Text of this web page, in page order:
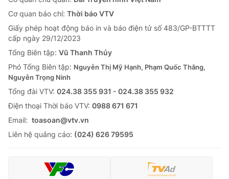
Cơ quan báo chí: Thời báo VTV
Giấy phép hoạt động báo in và báo điện tử số 483/GP-BTTTT
cấp ngày 29/12/2023
Tổng Biên tập: Vũ Thanh Thủy
Phó Tổng Biên tập: Nguyễn Thị Mỹ Hạnh, Phạm Quốc Thắng,
Nguyễn Trọng Ninh
Tổng đài VTV: 024.38 355 931 - 024.38 355 932
Ðiện thoại Thời báo VTV: 0988 671 671
Email: toasoan@vtv.vn
Liên hệ quảng cáo: (024) 626 79595